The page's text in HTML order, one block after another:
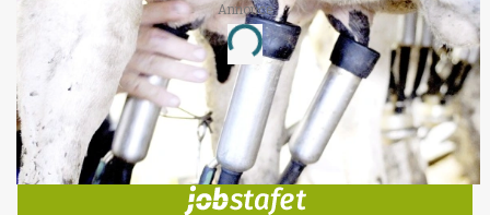
Annonce
Loading...
Jobs
i samarbejde med